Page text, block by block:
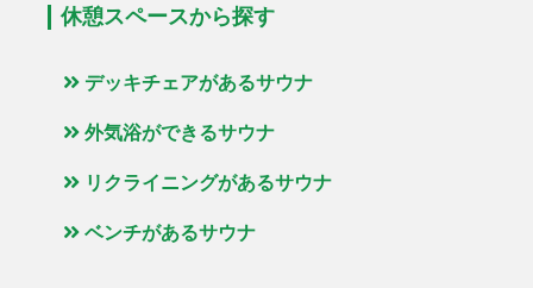
休憩スペースから探す
デッキチェアがあるサウナ
外気浴ができるサウナ
リクライニングがあるサウナ
ベンチがあるサウナ